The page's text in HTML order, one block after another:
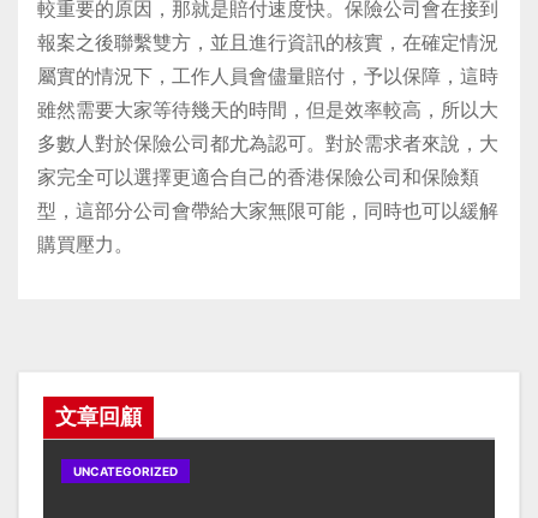
較重要的原因，那就是賠付速度快。保險公司會在接到
報案之後聯繫雙方，並且進行資訊的核實，在確定情況
屬實的情況下，工作人員會儘量賠付，予以保障，這時
雖然需要大家等待幾天的時間，但是效率較高，所以大
多數人對於保險公司都尤為認可。對於需求者來說，大
家完全可以選擇更適合自己的香港保險公司和保險類
型，這部分公司會帶給大家無限可能，同時也可以緩解
購買壓力。
文章回顧
UNCATEGORIZED